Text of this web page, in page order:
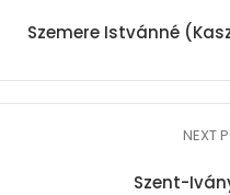
Szemere Istvánné
NEXT
Szent-